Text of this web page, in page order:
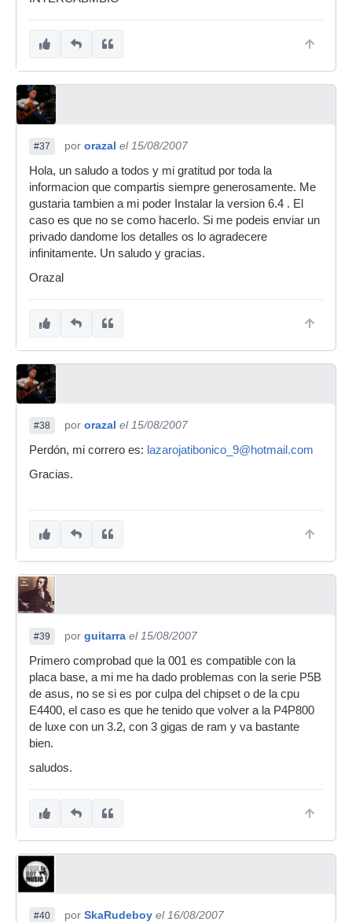
#37 por orazal el 15/08/2007
Hola, un saludo a todos y mi gratitud por toda la
informacion que compartis siempre generosamente. Me
gustaria tambien a mi poder Instalar la version 6.4 . El
caso es que no se como hacerlo. Si me podeis enviar un
privado dandome los detalles os lo agradecere
infinitamente. Un saludo y gracias.
Orazal
#38 por orazal el 15/08/2007
Perdón, mi correro es: lazarojatibonico_9@hotmail.com
Gracias.
#39 por guitarra el 15/08/2007
Primero comprobad que la 001 es compatible con la
placa base, a mi me ha dado problemas con la serie P5B
de asus, no se si es por culpa del chipset o de la cpu
E4400, el caso es que he tenido que volver a la P4P800
de luxe con un 3.2, con 3 gigas de ram y va bastante
bien.
saludos.
#40 por SkaRudeboy el 16/08/2007